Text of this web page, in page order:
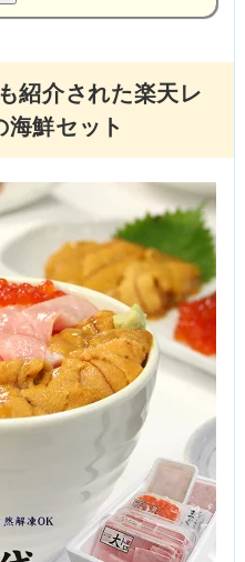
紹介された楽天レ
海鮮セット